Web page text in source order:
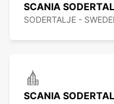
SCANIA
SODERTALJE -
SCANIA